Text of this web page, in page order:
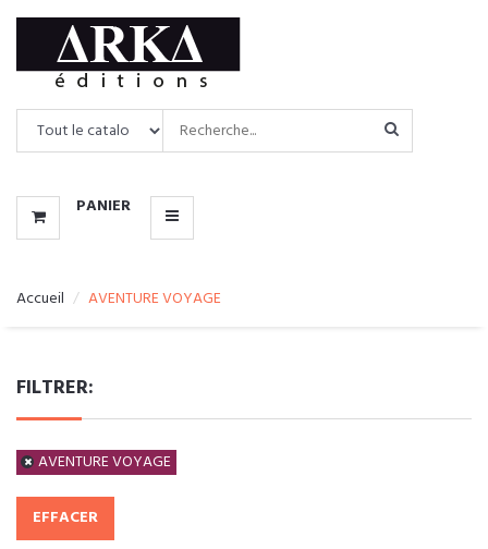
PANIER
CATALOGUE
MENU
Accueil AVENTURE VOYAGE
FILTRER:
AVENTURE VOYAGE
EFFACER